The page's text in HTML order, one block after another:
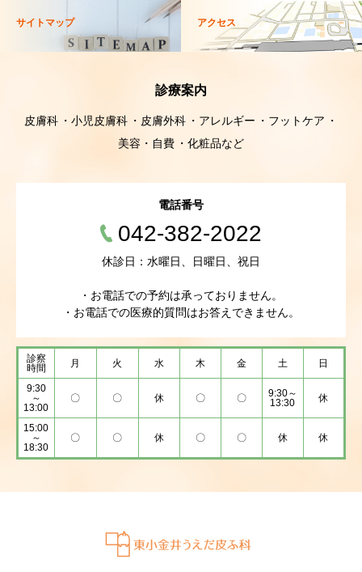
サイトマップ アクセス
診療案内
皮膚科 小児皮膚科 皮膚外科 アレルギー
フットケア
美容・自費
化粧品など
電話番号
042-382-2022
休診日：水曜日、日曜日、祝日
・お電話での予約は承っておりません。
・お電話での医療的質問はお答えできません。
診察
時間
月 火 水 木 金 土 日
9:30
～
13:00
〇 〇 休 〇 〇
9:30～
13:30
休
15:00
～
18:30
〇 〇 休 〇 〇 休 休